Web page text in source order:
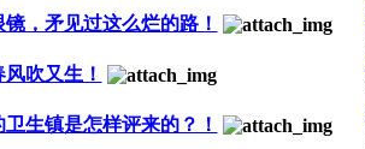
，矛见过这么烂的路！
吹又生！
生镇是怎样评来的？！